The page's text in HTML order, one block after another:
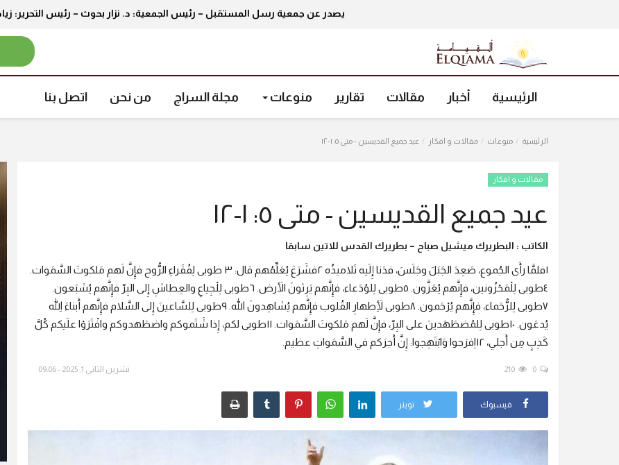
يصدر عن جمعية رسل المستقبل – رئيس الجمعية: د. نزار بحوث – رئيس التحرير:
الرئيسية أخبار مقالات تقارير منوعات مجلة السراج من نحن اتصل بنا
الرئيسية منوعات مقالات و افكار عيد جميع القديسين - متى ٥: ١-١٢
مقالات و افكار
عيد جميع القديسين - متى ٥: ١-١٢
الكاتب : البطريرك ميشيل صباح – بطريرك القدس للاتين سابقا
١فلمَّا رأَى الجُموع، صَعِدَ الجَبَلَ وجَلَسَ، فدَنا إِلَيه تَلاميذُه ٢فشَرَعَ يُعَلِّمُهم قال: ٣ طوبى لِفُقَراءِ الرُّوح فإِنَّ لَهم مَلكوتَ السَّمَوات.
٤طوبى لِلْمَحْزُونين، فإِنَّهم يُعَزَّون. ٥طوبى لِلوُدَعاء، فإِنَّهم يَرِثونَ الأَرض. ٦طوبى لِلْجِياعِ والعِطاشِ إِلى البِرّ فإِنَّهم يُشبَعون.
٧طوبى لِلرُّحَماء، فإِنَّهم يُرْحَمون. ٨طوبى لِأَطهارِ القُلوب فإِنَّهم يُشاهِدونَ الله. ٩طوبى لِلسَّاعينَ إِلى السَّلام فإِنَّهم أَبناءَ اللهِ
يُدعَون. ١٠طوبى لِلمُضطَهَدينَ على البِرّ، فإِنَّ لَهم مَلكوتَ السَّمَوات. ١١طوبى لكم، إِذا شَتَموكم واضطَهدوكم وافْتَرَوْا علَيكم كُلَّ
كَذِبٍ مِن أَجلي، ١٢اِفرَحوا وَابْتَهِجوا: إِنَّ أَجرَكم في السَّمَواتِ عظيم.
تشرين الثاني 1, 2025 - 09:06 0
210
فيسبوك تويتر